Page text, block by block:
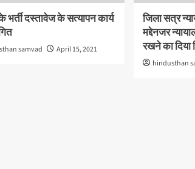
भर्ती दस्तावेज के सत्यापन कार्य
samvad April 15, 2021
जिला सत्र
मद्देनजर
रखने का दिया
hindusthan